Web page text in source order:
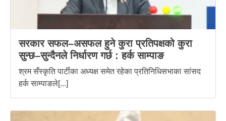
सरकार सफल–असफल हुने कुरा प्रतिपक्षको कुरा
सुन्छ–सुन्दैनले निर्धारण गर्छ : हर्क साम्पाङ
श्रम सँस्कृति पार्टीका अध्यक्ष समेत रहेका प्रतिनिधिसभाका सांसद
हर्क साम्पाङले[...]